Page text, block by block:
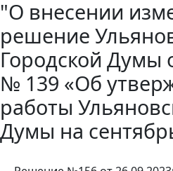
"О внесении
решение
Городской Думы
№ 139 «Об
работы
Думы на